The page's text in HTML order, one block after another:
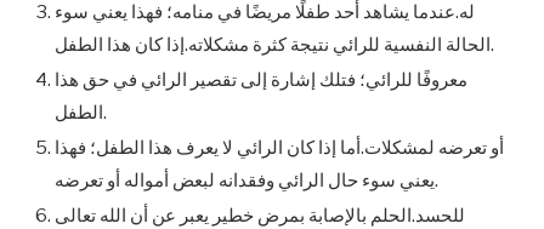
له.عندما يشاهد أحد طفلًا مريضًا في منامه؛ فهذا يعني سوء
الحالة النفسية للرائي نتيجة كثرة مشكلاته.إذا كان هذا الطفل.
معروفًا للرائي؛ فتلك إشارة إلى تقصير الرائي في حق هذا
الطفل.
أو تعرضه لمشكلات.أما إذا كان الرائي لا يعرف هذا الطفل؛ فهذا
يعني سوء حال الرائي وفقدانه لبعض أمواله أو تعرضه.
للحسد.الحلم بالإصابة بمرض خطير يعبر عن أن الله تعالى